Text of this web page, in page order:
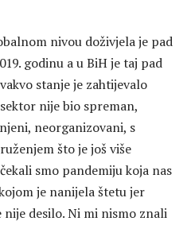
nivou doživjela je pad
godinu a u BiH je taj pad
stanje je zahtijevalo
nije bio spreman,
neorganizovani, s
što je još više
smo pandemiju koja nas
je nanijela štetu jer
desilo. Ni mi nismo znali